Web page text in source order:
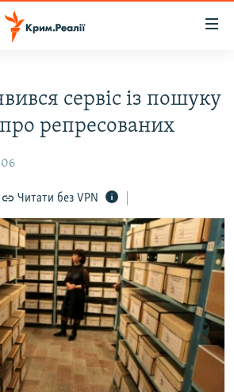
сервіс із пошуку
репресованих
Читати без VPN